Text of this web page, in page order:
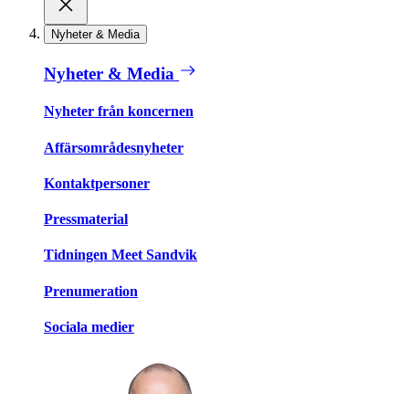
Nyheter & Media
Nyheter & Media
Nyheter från koncernen
Affärsområdesnyheter
Kontaktpersoner
Pressmaterial
Tidningen Meet Sandvik
Prenumeration
Sociala medier